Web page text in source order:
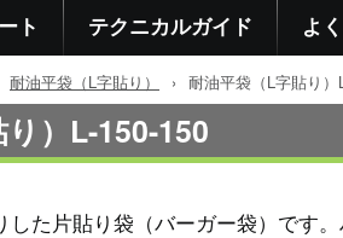
ト テクニカルガイド よ
耐油平袋（L字貼り） › 耐油平袋（L字貼り）
）L-150-150
した片貼り袋（バーガー袋）です